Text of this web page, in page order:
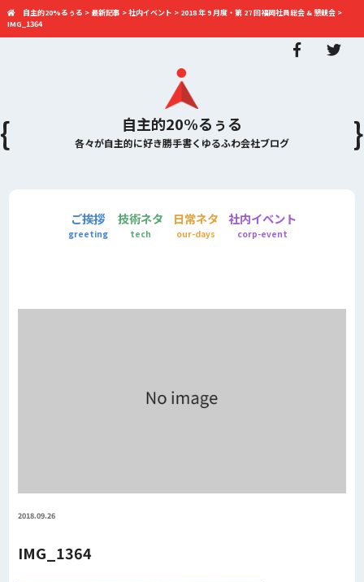
自主的20%るぅる
各々が自主的に好き勝手書くゆるふわ会社ブログ
自主的20%るぅる > 最新記事 >社内イベント > 2018 年 9 月度・第 27 回福岡社員総会 & 懇親会 >
IMG_1364
ご挨拶
greeting
技術ネタ
tech
日常ネタ
our-days
社内イベント
corp-event
2018.09.26
IMG_1364